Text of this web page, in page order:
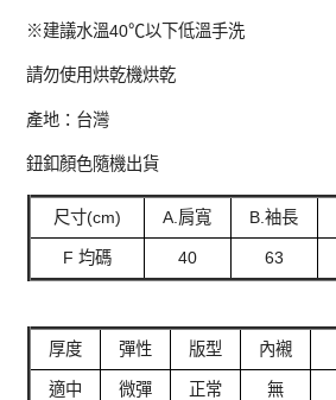
※建議水溫40℃以下低溫手洗
請勿使用烘乾機烘乾
產地：台灣
鈕釦顏色隨機出貨
尺寸(cm) A.肩寬 B.袖長
F 均碼 40 63
厚度 彈性 版型 內襯
適中 微彈 正常 無